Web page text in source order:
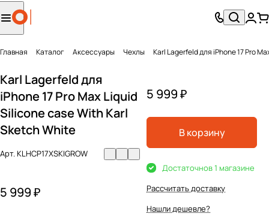
Главная Каталог Аксесcуары Чехлы Karl Lagerfeld для iPhone 17 Pro
Karl Lagerfeld для
iPhone 17 Pro Max Liquid
Silicone case With Karl
Sketch White
Арт.KLHCP17XSKIGROW
5 999 ₽
5 999 ₽
В корзину
Достаточнов 1 магазине
Рассчитать доставку
Нашли дешевле?